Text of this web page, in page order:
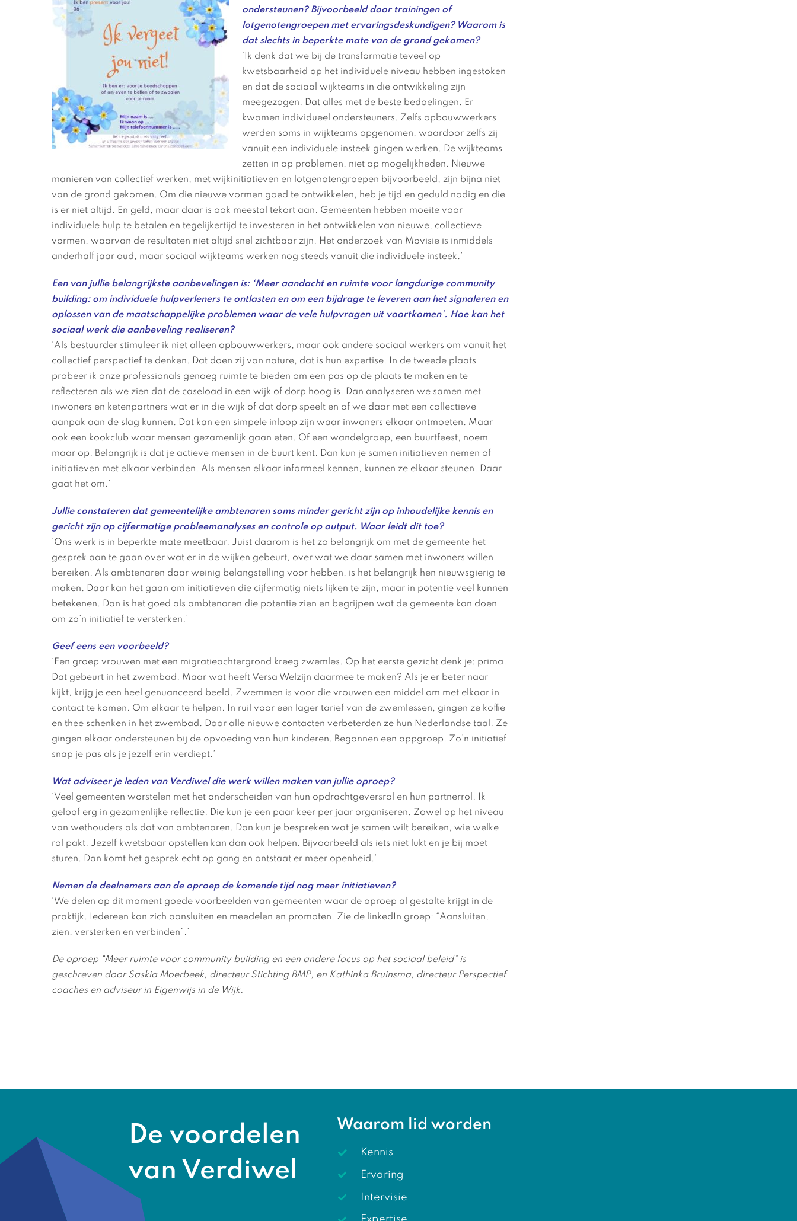
ondersteunen? Bijvoorbeeld door trainingen of
lotgenotengroepen met ervaringsdeskundigen? Waarom is
dat slechts in beperkte mate van de grond gekomen?
‘Ik denk dat we bij de transformatie teveel op
kwetsbaarheid op het individuele niveau hebben ingestoken
en dat de sociaal wijkteams in die ontwikkeling zijn
meegezogen. Dat alles met de beste bedoelingen. Er
kwamen individueel ondersteuners. Zelfs opbouwwerkers
werden soms in wijkteams opgenomen, waardoor zelfs zij
vanuit een individuele insteek gingen werken. De wijkteams
zetten in op problemen, niet op mogelijkheden. Nieuwe
manieren van collectief werken, met wijkinitiatieven en lotgenotengroepen bijvoorbeeld, zijn bijna niet
van de grond gekomen. Om die nieuwe vormen goed te ontwikkelen, heb je tijd en geduld nodig en die
is er niet altijd. En geld, maar daar is ook meestal tekort aan. Gemeenten hebben moeite voor
individuele hulp te betalen en tegelijkertijd te investeren in het ontwikkelen van nieuwe, collectieve
vormen, waarvan de resultaten niet altijd snel zichtbaar zijn. Het onderzoek van Movisie is inmiddels
anderhalf jaar oud, maar sociaal wijkteams werken nog steeds vanuit die individuele insteek.’
Een van jullie belangrijkste aanbevelingen is: ‘Meer aandacht en ruimte voor langdurige community
building: om individuele hulpverleners te ontlasten en om een bijdrage te leveren aan het signaleren en
oplossen van de maatschappelijke problemen waar de vele hulpvragen uit voortkomen’. Hoe kan het
sociaal werk die aanbeveling realiseren?
‘Als bestuurder stimuleer ik niet alleen opbouwwerkers, maar ook andere sociaal werkers om vanuit het
collectief perspectief te denken. Dat doen zij van nature, dat is hun expertise. In de tweede plaats
probeer ik onze professionals genoeg ruimte te bieden om een pas op de plaats te maken en te
reflecteren als we zien dat de caseload in een wijk of dorp hoog is. Dan analyseren we samen met
inwoners en ketenpartners wat er in die wijk of dat dorp speelt en of we daar met een collectieve
aanpak aan de slag kunnen. Dat kan een simpele inloop zijn waar inwoners elkaar ontmoeten. Maar
ook een kookclub waar mensen gezamenlijk gaan eten. Of een wandelgroep, een buurtfeest, noem
maar op. Belangrijk is dat je actieve mensen in de buurt kent. Dan kun je samen initiatieven nemen of
initiatieven met elkaar verbinden. Als mensen elkaar informeel kennen, kunnen ze elkaar steunen. Daar
gaat het om.’
Jullie constateren dat gemeentelijke ambtenaren soms minder gericht zijn op inhoudelijke kennis en
gericht zijn op cijfermatige probleemanalyses en controle op output. Waar leidt dit toe?
‘Ons werk is in beperkte mate meetbaar. Juist daarom is het zo belangrijk om met de gemeente het
gesprek aan te gaan over wat er in de wijken gebeurt, over wat we daar samen met inwoners willen
bereiken. Als ambtenaren daar weinig belangstelling voor hebben, is het belangrijk hen nieuwsgierig te
maken. Daar kan het gaan om initiatieven die cijfermatig niets lijken te zijn, maar in potentie veel kunnen
betekenen. Dan is het goed als ambtenaren die potentie zien en begrijpen wat de gemeente kan doen
om zo’n initiatief te versterken.’
Geef eens een voorbeeld?
‘Een groep vrouwen met een migratieachtergrond kreeg zwemles. Op het eerste gezicht denk je: prima.
Dat gebeurt in het zwembad. Maar wat heeft Versa Welzijn daarmee te maken? Als je er beter naar
kijkt, krijg je een heel genuanceerd beeld. Zwemmen is voor die vrouwen een middel om met elkaar in
contact te komen. Om elkaar te helpen. In ruil voor een lager tarief van de zwemlessen, gingen ze koffie
en thee schenken in het zwembad. Door alle nieuwe contacten verbeterden ze hun Nederlandse taal. Ze
gingen elkaar ondersteunen bij de opvoeding van hun kinderen. Begonnen een appgroep. Zo’n initiatief
snap je pas als je jezelf erin verdiept.’
Wat adviseer je leden van Verdiwel die werk willen maken van jullie oproep?
‘Veel gemeenten worstelen met het onderscheiden van hun opdrachtgeversrol en hun partnerrol. Ik
geloof erg in gezamenlijke reflectie. Die kun je een paar keer per jaar organiseren. Zowel op het niveau
van wethouders als dat van ambtenaren. Dan kun je bespreken wat je samen wilt bereiken, wie welke
rol pakt. Jezelf kwetsbaar opstellen kan dan ook helpen. Bijvoorbeeld als iets niet lukt en je bij moet
sturen. Dan komt het gesprek echt op gang en ontstaat er meer openheid.’
Nemen de deelnemers aan de oproep de komende tijd nog meer initiatieven?
‘We delen op dit moment goede voorbeelden van gemeenten waar de oproep al gestalte krijgt in de
praktijk. Iedereen kan zich aansluiten en meedelen en promoten. Zie de linkedIn groep: “Aansluiten,
zien, versterken en verbinden”.’
De oproep “Meer ruimte voor community building en een andere focus op het sociaal beleid” is
geschreven door Saskia Moerbeek, directeur Stichting BMP, en Kathinka Bruinsma, directeur Perspectief
coaches en adviseur in Eigenwijs in de Wijk.
De voordelen
van Verdiwel
Waarom lid worden
Kennis
Ervaring
Intervisie